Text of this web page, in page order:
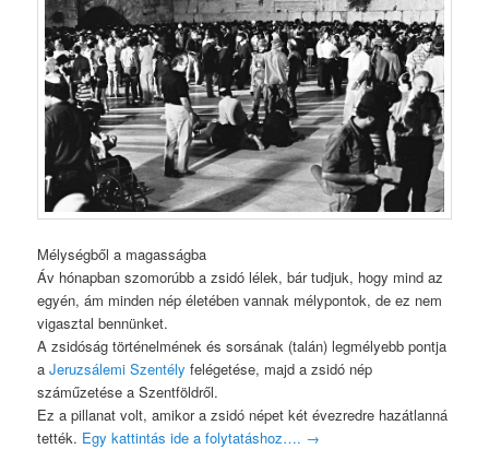
Mélységből a magasságba
Áv hónapban szomorúbb a zsidó lélek, bár tudjuk, hogy mind az
egyén, ám minden nép életében vannak mélypontok, de ez nem
vigasztal bennünket.
A zsidóság történelmének és sorsának (talán) legmélyebb pontja
aJeruzsálemi Szentély felégetése, majd a zsidó nép
száműzetése a Szentföldről.
Ez a pillanat volt, amikor a zsidó népet két évezredre hazátlanná
tették. Egy kattintás ide a folytatáshoz…. →